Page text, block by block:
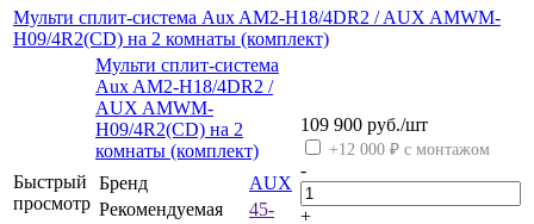
Мульти сплит-система Aux AM2-H18/4DR2 / AUX AMWM-
H09/4R2(CD) на 2 комнаты (комплект)
Быстрый
просмотр
Мульти сплит-система
Aux AM2-H18/4DR2 /
AUX AMWM-
H09/4R2(CD) на 2
комнаты (комплект)
Бренд
AUX
Рекомендуемая
45-
109 900 руб./шт
+12 000 ₽ с монтажом
-
+